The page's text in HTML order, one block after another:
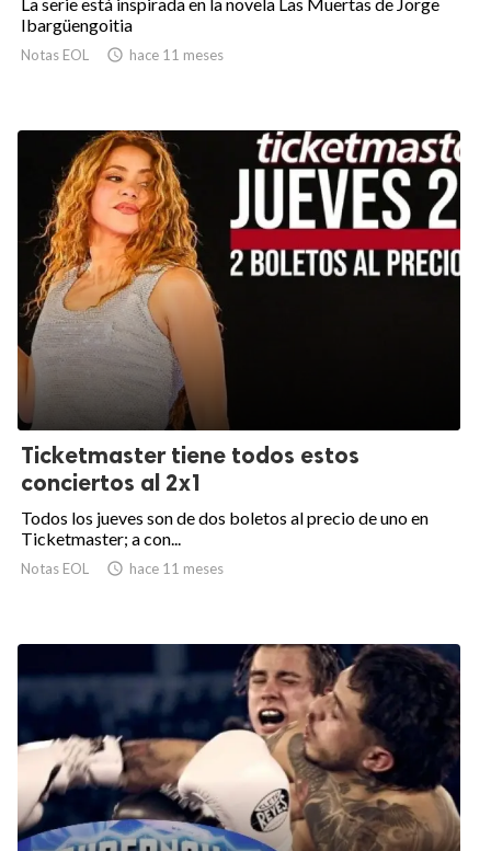
Ibargüengoitia
Notas EOL  hace 11 meses
Ticketmaster tiene todos estos
conciertos al 2x1
Todos los jueves son de dos boletos al precio de uno en
Ticketmaster; a con...
Notas EOL  hace 11 meses